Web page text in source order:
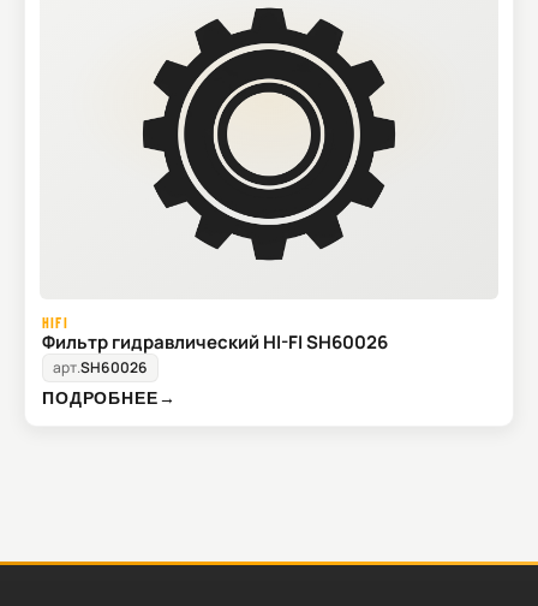
HIFI
Фильтр гидравлический HI-FI SH60026
арт.SH60026
ПОДРОБНЕЕ→